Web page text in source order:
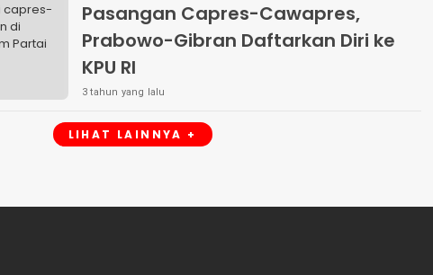
Pasangan Capres-Cawapres,
Prabowo-Gibran Daftarkan Diri ke
KPU RI
3 tahun yang lalu
LIHAT LAINNYA +